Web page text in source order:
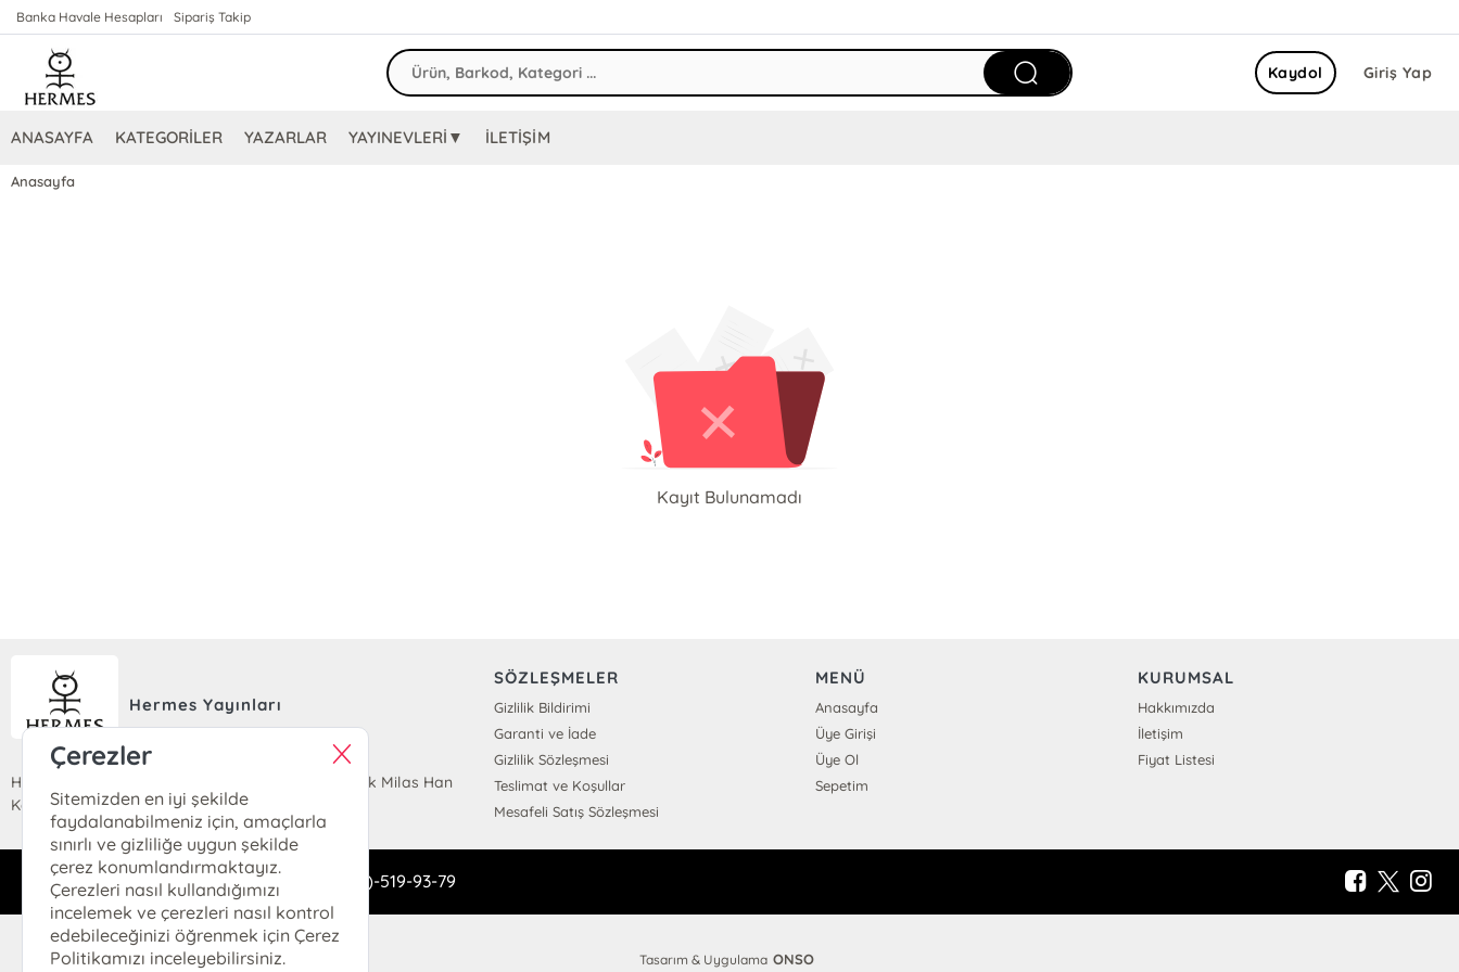
Banka Havale Hesapları Sipariş Takip
Giriş Yap
Kaydol
ANASAYFA KATEGORİLER YAZARLAR YAYINEVLERİ▼ İLETİŞİM
Anasayfa
Kayıt Bulunamadı
Hermes Yayınları
Hobyar Mahallesi Cemal Nadir Sokak No:24 Büyük Milas Han
Kat 1 / 101-2 Cağaloğlu, 34112 Fatih, İSTANBUL
SÖZLEŞMELER
Gizlilik Bildirimi
Garanti ve İade
Gizlilik Sözleşmesi
Teslimat ve Koşullar
Mesafeli Satış Sözleşmesi
MENÜ
Anasayfa
Üye Girişi
Üye Ol
Sepetim
KURUMSAL
Hakkımızda
İletişim
Fiyat Listesi
dukkan@hermeskitap.com 0(212)-519-93-79
© 2025 Hermes Kitap. Her hakkı saklıdır.
Tasarım & Uygulama ONSO
Çerezler
Sitemizden en iyi şekilde
faydalanabilmeniz için, amaçlarla
sınırlı ve gizliliğe uygun şekilde
çerez konumlandırmaktayız.
Çerezleri nasıl kullandığımızı
incelemek ve çerezleri nasıl kontrol
edebileceğinizi öğrenmek için Çerez
Politikamızı inceleyebilirsiniz.